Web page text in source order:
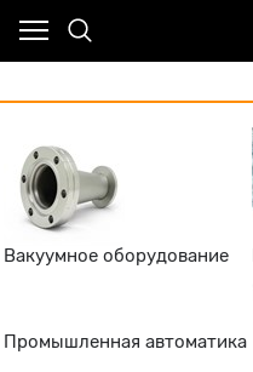
Вакуумное оборудование
Промышленная автоматика